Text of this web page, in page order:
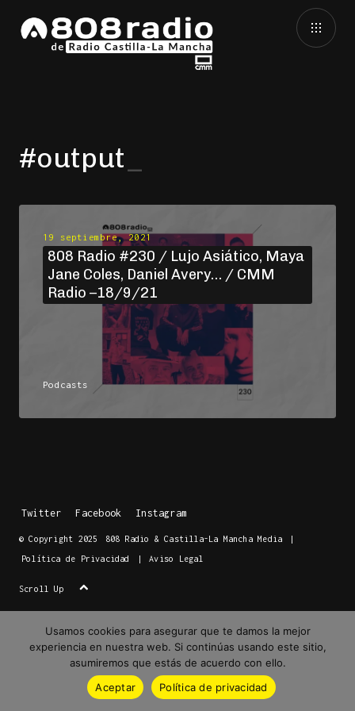
#output
19 septiembre, 2021
808 Radio #230 / Lujo Asiático, Maya
Jane Coles, Daniel Avery… / CMM
Radio –18/9/21
Podcasts
Twitter Facebook Instagram
© Copyright 2025 808 Radio & Castilla-La Mancha Media |
Política de Privacidad | Aviso Legal
Scroll Up
Usamos cookies para asegurar que te damos la mejor
experiencia en nuestra web. Si continúas usando este sitio,
asumiremos que estás de acuerdo con ello.
Aceptar
Política de privacidad